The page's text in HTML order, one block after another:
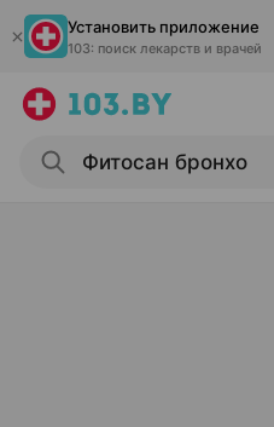
Установить приложение
103: поиск лекарств и врачей